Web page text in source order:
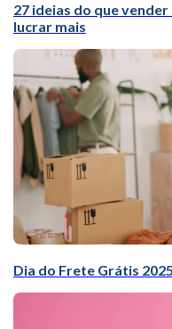
27 ideias do que
lucrar mais
Dia do Frete Grátis